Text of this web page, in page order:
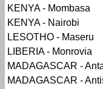
KENYA - Mombasa
KENYA - Nairobi
LESOTHO - Maseru
LIBERIA - Monrovia
MADAGASCAR -
MADAGASCAR -